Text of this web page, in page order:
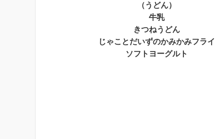
（うどん）
牛乳
きつねうどん
じゃことだいずのかみかみフライ
ソフトヨーグルト